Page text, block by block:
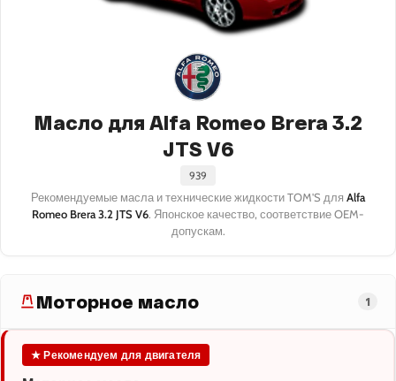
Масло для Alfa Romeo Brera 3.2
JTS V6
939
Рекомендуемые масла и технические жидкости TOM'S для Alfa
Romeo Brera 3.2 JTS V6. Японское качество, соответствие OEM-
допускам.
Моторное масло 1
★ Рекомендуем для двигателя